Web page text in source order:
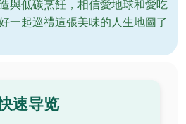
與低碳烹飪，相信愛地球和愛吃
一起巡禮這張美味的人生地圖了
速导览